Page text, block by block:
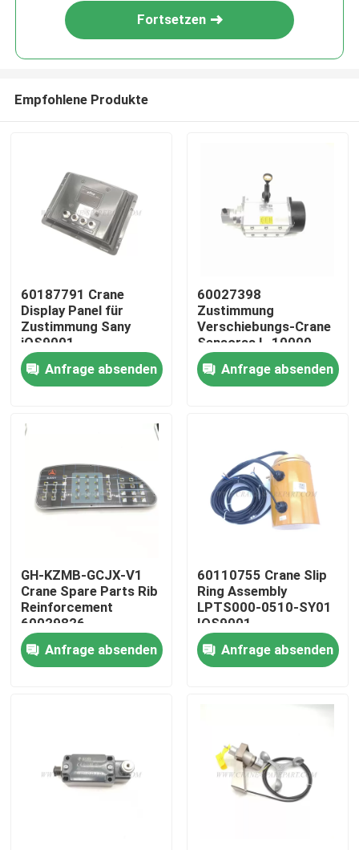
Startseite
Über uns
Qualitätskontrolle
Kontakt
Ersatzteile des Kranes
Fortsetzen
Empfohlene Produkte
60187791 Crane
Display Panel für
Zustimmung Sany
iOS9001
Anfrage absenden
60027398
Zustimmung
Verschiebungs-Crane
Sensorss L-10000-
24-C2 IOS9001
Anfrage absenden
GH-KZMB-GCJX-V1
Crane Spare Parts Rib
Reinforcement
60029826
Anfrage absenden
60110755 Crane Slip
Ring Assembly
LPTS000-0510-SY01
IOS9001
Anfrage absenden